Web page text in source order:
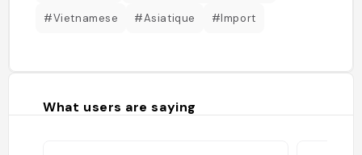
#Vietnamese #Asiatique #Import
What users are saying